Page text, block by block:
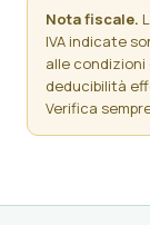
Nota fiscale.
IVA indicate
alle
deducibilità
Verifica